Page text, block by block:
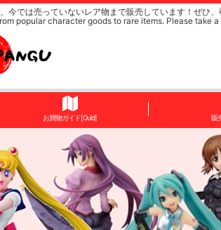
では売っていないレア物まで販売しています！ぜひ、
popular character goods to rare items. Please take a
お買物ガイド[Guid] 販